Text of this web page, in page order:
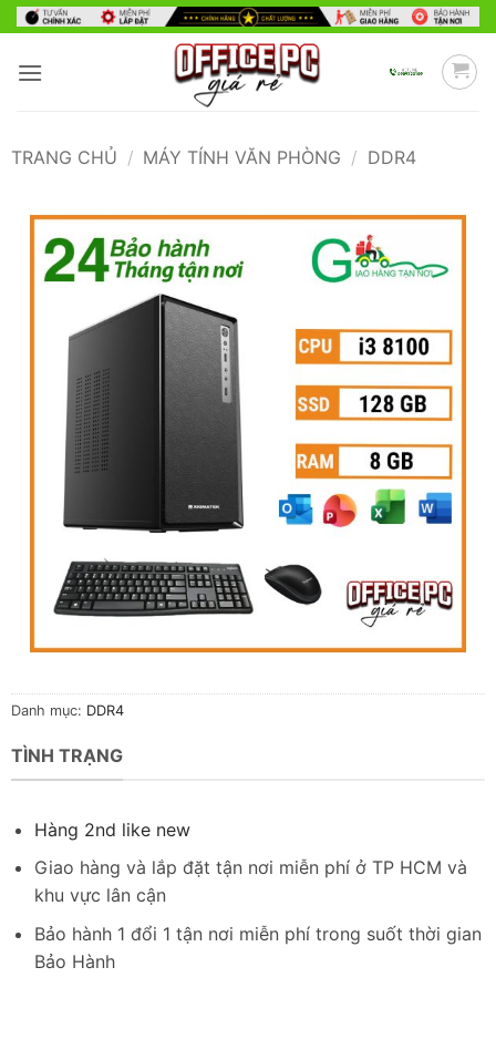
Bỏ
qua
nội
TRANG CHỦ / MÁY TÍNH VĂN PHÒNG / DDR4
Danh mục: DDR4
TÌNH TRẠNG
Hàng 2nd like new
Giao hàng và lắp đặt tận nơi miễn phí ở TP HCM và
khu vực lân cận
Bảo hành 1 đổi 1 tận nơi miễn phí trong suốt thời gian
Bảo Hành